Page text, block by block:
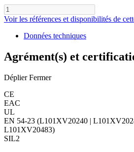
Voir les références et disponibilités de
Données techniques
Agrément(s) et
Déplier Fermer
CE
EAC
UL
EN 54-23 (L101XV20240 |
L101XV20483)
SIL2